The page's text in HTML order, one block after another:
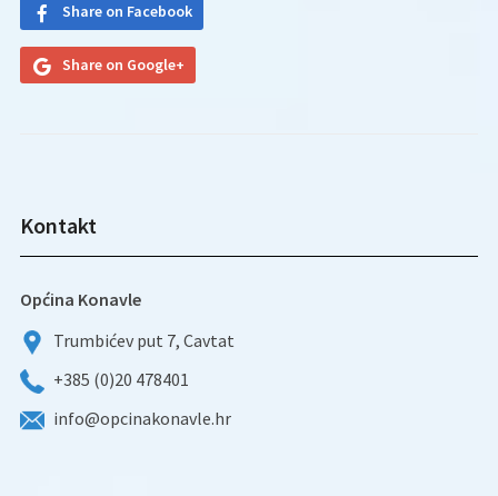
Share on Facebook
Share on Google+
Kontakt
Općina Konavle
Trumbićev put 7, Cavtat
+385 (0)20 478401
info@opcinakonavle.hr